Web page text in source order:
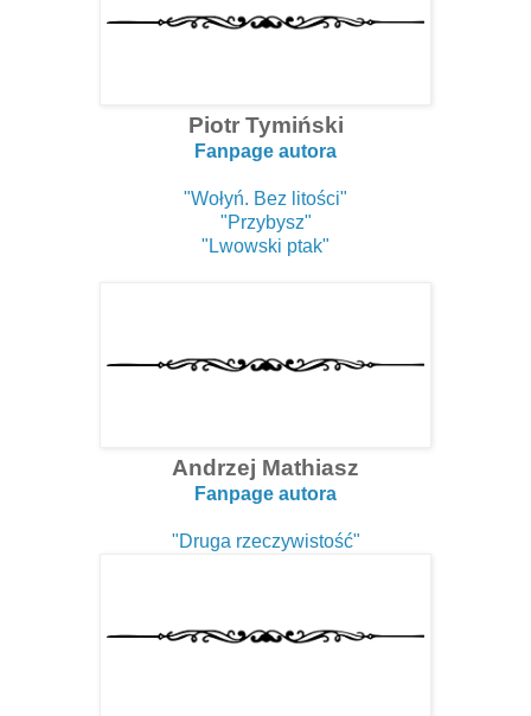
Piotr Tymiński
Fanpage autora
"Wołyń. Bez litości"
"Przybysz"
"Lwowski ptak"
Andrzej Mathiasz
Fanpage autora
"Druga rzeczywistość"